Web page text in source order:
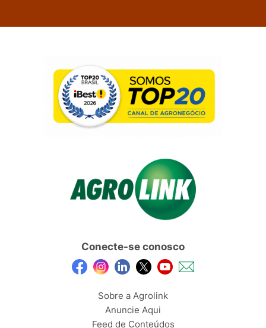
Conecte-se conosco
Sobre a Agrolink
Anuncie Aqui
Feed de Conteúdos